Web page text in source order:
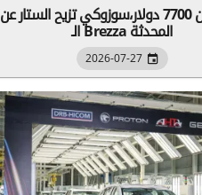
إبتداء من 7700 دولار،سوزوكي تزيح الستار عن
الـ Brezza المحدثة
2026-07-27